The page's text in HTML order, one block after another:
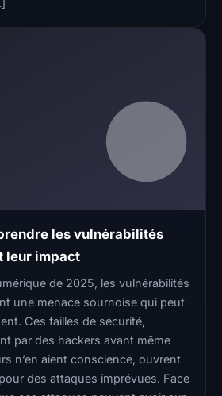
les vulnérabilités
leur impact
de 2025, les vulnérabilités
une menace sournoise qui peut
Ces failles de sécurité,
par des hackers avant même
n’en aient conscience, ouvrent
des attaques imprévues. Face